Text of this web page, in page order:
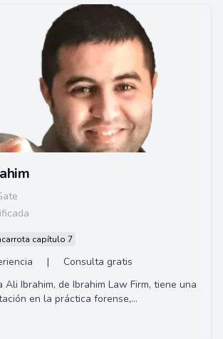
capítulo 7
|
Consulta gratis
Ali Ibrahim, de Ibrahim Law Firm, tiene una
en la práctica forense,